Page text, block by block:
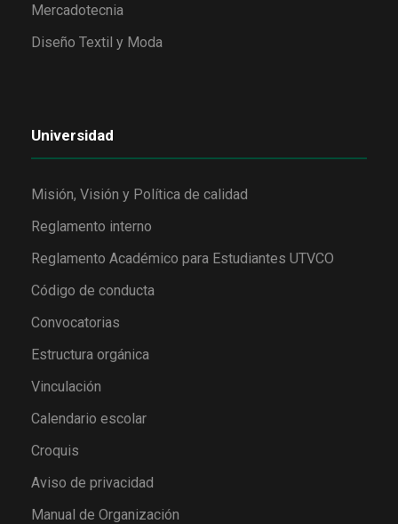
Mercadotecnia
Diseño Textil y Moda
Universidad
Misión, Visión y Política de calidad
Reglamento interno
Reglamento Académico para Estudiantes UTVCO
Código de conducta
Convocatorias
Estructura orgánica
Vinculación
Calendario escolar
Croquis
Aviso de privacidad
Manual de Organización